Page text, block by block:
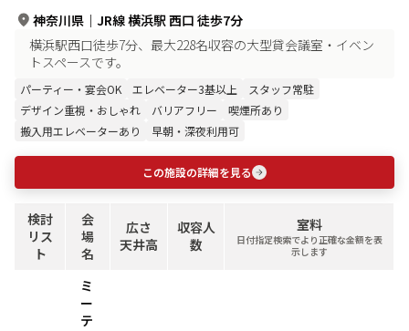
神奈川県 ｜ JR線 横浜駅 西口 徒歩7分
横浜駅西口徒歩7分、最大228名収容の大型貸会議室・イベン
トスペースです。
パーティー・宴会OK エレベーター3基以上
スタッフ常駐
デザイン重視・おしゃれ
バリアフリー
喫煙所あり
搬入用エレベーターあり
早朝・深夜利用可
この施設の詳細を見る
検討
リス
ト
会
場
名
広さ
天井高
収容人
数
室料
日付指定検索でより正確な金額を表
示します
ミ
ー
テ